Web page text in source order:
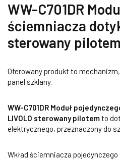
WW-C701DR
ściemniacza
sterowany pilotem
Oferowany produkt to
panel szklany.
WW-C701DR Moduł
LIVOLO sterowany pilotemto
elektrycznego, przeznaczony do
Wkład ściemniacza